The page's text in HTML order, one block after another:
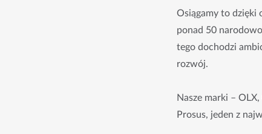
Osiągamy to dzięki
ponad 50
tego dochodzi
rozwój.
Nasze marki –
Prosus, jeden z